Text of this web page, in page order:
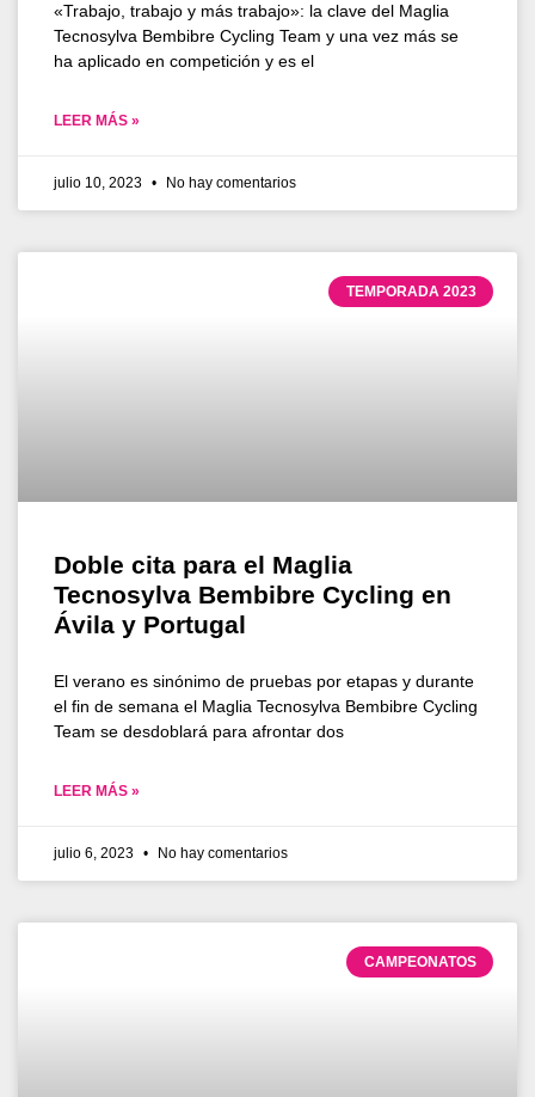
«Trabajo, trabajo y más trabajo»: la clave del Maglia
Tecnosylva Bembibre Cycling Team y una vez más se
ha aplicado en competición y es el
LEER MÁS »
julio 10, 2023 No hay comentarios
TEMPORADA 2023
Doble cita para el Maglia
Tecnosylva Bembibre Cycling en
Ávila y Portugal
El verano es sinónimo de pruebas por etapas y durante
el fin de semana el Maglia Tecnosylva Bembibre Cycling
Team se desdoblará para afrontar dos
LEER MÁS »
julio 6, 2023 No hay comentarios
CAMPEONATOS